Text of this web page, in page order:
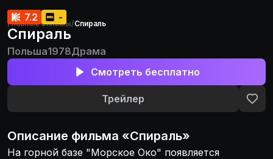
Главная/Фильмы/Спираль
7.2 -
Спираль
Польша1978Драма
Смотреть бесплатно
Трейлер
Описание фильма «Спираль»
На горной базе "Морское Око" появляется